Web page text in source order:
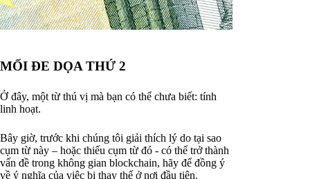
MỐI ĐE DỌA THỨ 2
Ở đây, một từ thú vị mà bạn có thể chưa biết: tính
linh hoạt.
Bây giờ, trước khi chúng tôi giải thích lý do tại sao
cụm từ này – hoặc thiếu cụm từ đó - có thể trở thành
vấn đề trong không gian blockchain, hãy để đồng ý
về ý nghĩa của việc bị thay thế ở nơi đầu tiên.